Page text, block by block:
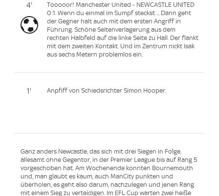
4'
Tooooor! Manchester United - NEWCASTLE UNITED
0:1. Wenn du einmal im Sumpf steckst ... Dann geht
der Gegner halt auch mit dem ersten Angriff in
Führung. Schöne Seitenverlagerung aus dem
rechten Halbfeld auf die linke Seite zu Hall. Der flankt
mit dem zweiten Kontakt. Und im Zentrum nickt Isak
aus sechs Metern problemlos ein.
1' Anpfiff von Schiedsrichter Simon Hooper.
Ganz anders Newcastle, das sich mit drei Siegen in Folge,
allesamt ohne Gegentor, in der Premier League bis auf Rang 5
vorgeschoben hat. Am Wochenende konnten Bournemouth
und, man glaubt es kaum, auch ManCity punkten und
überholen, es geht also darum, nachzulegen und jenen Rang
mit einem Sieg zu verteidigen. Im EFL Cup warten zwei heiße